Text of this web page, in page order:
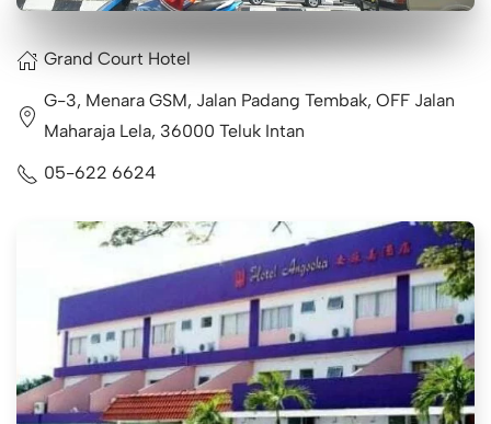
Grand Court Hotel
G-3, Menara GSM, Jalan Padang Tembak, OFF Jalan
Maharaja Lela, 36000 Teluk Intan
05-622 6624